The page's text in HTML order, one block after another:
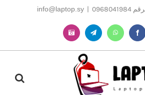
|
info@laptop.sy
Facebook
WhatsApp
Telegram
Instagram